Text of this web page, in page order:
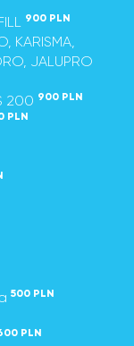
900 PLN
KARISMA,
JALUPRO
200 900 PLN
PLN
500 PLN
PLN